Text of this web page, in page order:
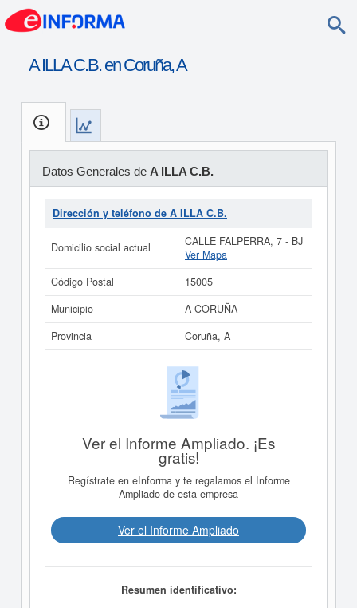
A ILLA C.B. en Coruña, A
Datos Generales de A ILLA C.B.
Dirección y teléfono de A ILLA C.B.
Domicilio social actual
CALLE FALPERRA, 7 - BJ
Ver Mapa
Código Postal
15005
Municipio
A CORUÑA
Provincia
Coruña, A
Ver el Informe Ampliado. ¡Es
gratis!
Regístrate en eInforma y te regalamos el Informe
Ampliado de esta empresa
Ver el Informe Ampliado
Resumen identificativo: